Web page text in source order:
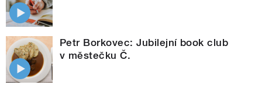
Petr Borkovec: Jubilejní book club
v městečku Č.